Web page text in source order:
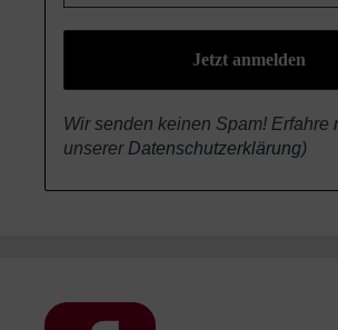
Wir senden keinen Spam! Erfahre
unserer Datenschutzerklärung)